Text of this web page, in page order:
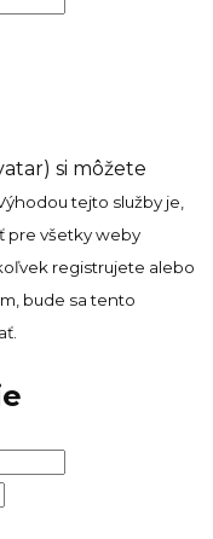
si môžete
tejto služby je,
pre všetky weby
registrujete alebo
bude sa tento